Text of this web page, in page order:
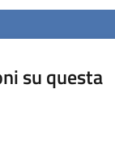
su questa